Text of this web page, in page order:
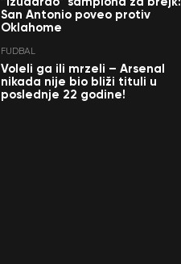
San Antonio poveo protiv
Oklahome
FUDBAL
Voleli ga ili mrzeli – Arsenal
nikada nije bio bliži tituli u
poslednje 22 godine!